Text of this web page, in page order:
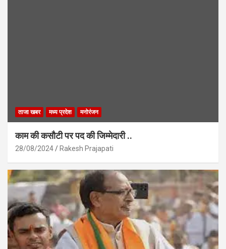
ताजा खबर मध्य प्रदेश मनोरंजन
काम की कसौटी पर पद की जिम्मेदारी ..
28/08/2024 Rakesh Prajapati